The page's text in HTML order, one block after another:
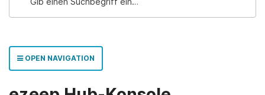
OPEN NAVIGATION